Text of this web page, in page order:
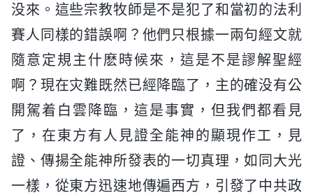
没來。這些宗教牧師是不是犯了和當初的法利
賽人同樣的錯誤啊？他們只根據一兩句經文就
隨意定規主什麽時候來，這是不是謬解聖經
啊？現在灾難既然已經降臨了，主的確没有公
開駕着白雲降臨，這是事實，但我們都看見
了，在東方有人見證全能神的顯現作工，見
證、傳揚全能神所發表的一切真理，如同大光
一樣，從東方迅速地傳遍西方，引發了中共政